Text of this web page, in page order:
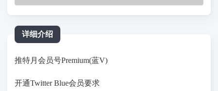
详细介绍
推特月会员号Premium(蓝V)
开通Twitter Blue会员要求